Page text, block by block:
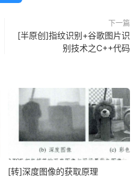
下一篇
[半原创]指纹识别+谷歌图片识
别技术之C++代码
[转]深度图像的获取原理